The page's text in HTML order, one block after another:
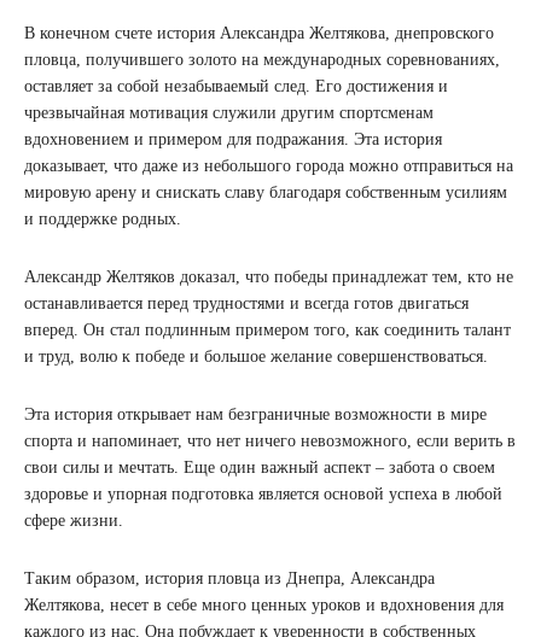
В конечном счете история Александра Желтякова, днепровского
пловца, получившего золото на международных соревнованиях,
оставляет за собой незабываемый след. Его достижения и
чрезвычайная мотивация служили другим спортсменам
вдохновением и примером для подражания. Эта история
доказывает, что даже из небольшого города можно отправиться на
мировую арену и снискать славу благодаря собственным усилиям
и поддержке родных.
Александр Желтяков доказал, что победы принадлежат тем, кто не
останавливается перед трудностями и всегда готов двигаться
вперед. Он стал подлинным примером того, как соединить талант
и труд, волю к победе и большое желание совершенствоваться.
Эта история открывает нам безграничные возможности в мире
спорта и напоминает, что нет ничего невозможного, если верить в
свои силы и мечтать. Еще один важный аспект – забота о своем
здоровье и упорная подготовка является основой успеха в любой
сфере жизни.
Таким образом, история пловца из Днепра, Александра
Желтякова, несет в себе много ценных уроков и вдохновения для
каждого из нас. Она побуждает к уверенности в собственных